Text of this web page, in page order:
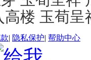
高楼 玉荀呈
| 隐私保护| 帮助中心